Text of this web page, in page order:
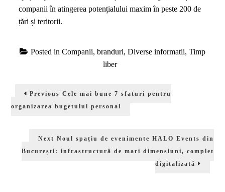
companii în atingerea potențialului maxim în peste 200 de
țări și teritorii.
Posted in Companii, branduri, Diverse informatii, Timp
liber
în
Previous Previous
Cele mai bune 7 sfaturi pentru
organizarea bugetului personal
Next Next
Noul spațiu de evenimente HALO Events din
București: infrastructură de mari dimensiuni, complet
digitalizată